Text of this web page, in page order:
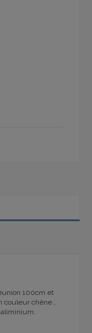
100cm et
couleur chêne ,
aliminium